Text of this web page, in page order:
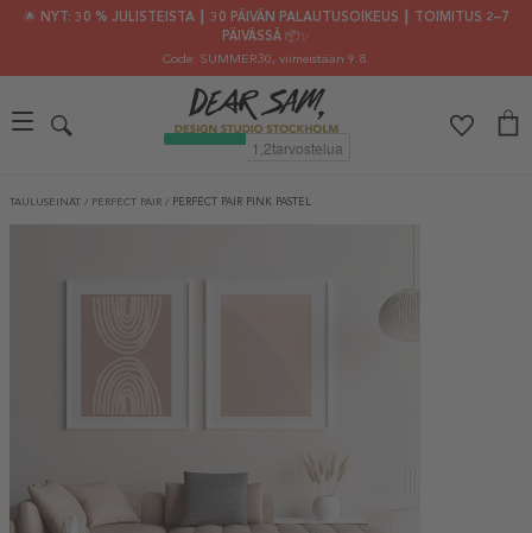
🌟 NYT: 30 % JULISTEISTA ┃ 30 PÄIVÄN PALAUTUSOIKEUS ┃ TOIMITUS 2–7
PÄIVÄSSÄ 📦✨
Code: SUMMER30, viimeistään 9.8.
TAULUSEINÄT / PERFECT PAIR / PERFECT PAIR PINK PASTEL